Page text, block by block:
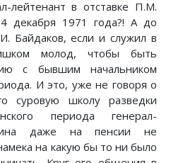
лейтенант в отставке П.М.
декабря 1971 года?! А до
Байдаков, если и служил в
молод, чтобы быть
с бывшим начальником
И это, уже не говоря о
суровую школу разведки
периода генерал-
даже на пенсии не
на какую бы то ни было